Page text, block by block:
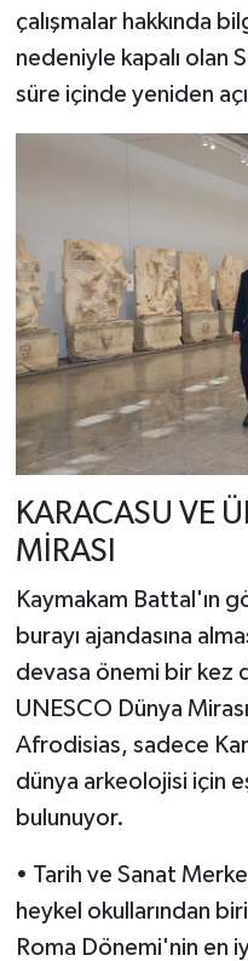
çalışmalar hakkında
nedeniyle kapalı olan
süre içinde yeniden
​KARACASU VE
MİRASI
​Kaymakam Battal'ın
burayı ajandasına
devasa önemi bir kez
UNESCO Dünya
Afrodisias, sadece
dünya arkeolojisi için
bulunuyor.
• ​Tarih ve Sanat
heykel okullarından
Roma Dönemi'nin en